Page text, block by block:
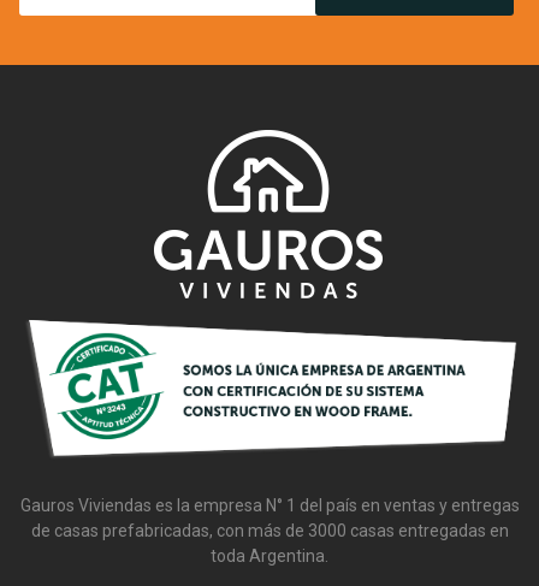
Gauros Viviendas es la empresa N° 1 del país en ventas y entregas
de casas prefabricadas, con más de 3000 casas entregadas en
toda Argentina.